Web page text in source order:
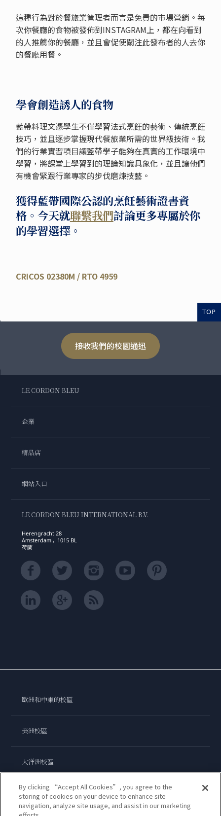
這種行為對於餐旅業管理者而言是免費的市場營銷。每
次你餐廳的食物被發佈到INSTAGRAM上，都在向看到
的人推薦你的餐廳，並且會促使關注此發布者的人去你
的餐廳用餐。
學會創造誘人的食物
藍帶料理文憑學生不僅學習法式烹飪的藝術、傳統烹飪
技巧，並且逐步掌握現代餐旅業所需的世界級技術。我
們的行業實習項目讓藍帶學子能夠在真實的工作環境中
學習，將課堂上學習到的理論知識具象化，並且讓他們
有機會緊跟行業專家的步伐磨煉技藝。
獲得藍帶國際公認的烹飪藝術證書資
格。今天就聯繫我們討論更多專屬於你
的學習選擇。
CRICOS 02380M / RTO 4959
TOP
接收我們的校園通迅
LE CORDON BLEU
企業
精品店
網站入口
LE CORDON BLEU INTERNATIONAL B.V.
Herengracht 28
Amsterdam , 1015 BL
荷蘭
歐洲和中東的校區
美洲校區
大洋洲校區
亞洲校區
By clicking “Accept All Cookies”, you agree to the
storing of cookies on your device to enhance site
navigation, analyze site usage, and assist in our marketing